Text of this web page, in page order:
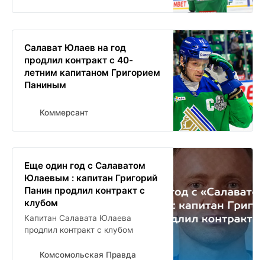
Салават Юлаев на год
продлил контракт с 40-
летним капитаном Григорием
Паниным
Коммерсант
Еще один год с Салаватом
Юлаевым : капитан Григорий
Панин продлил контракт с
клубом
Капитан Салавата Юлаева
продлил контракт с клубом
Комсомольская Правда